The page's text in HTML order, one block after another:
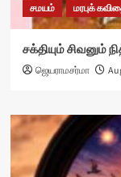
சமயம் மரபுக்
சக்தியும் சிவனும்
ஜெயராமசர்மா